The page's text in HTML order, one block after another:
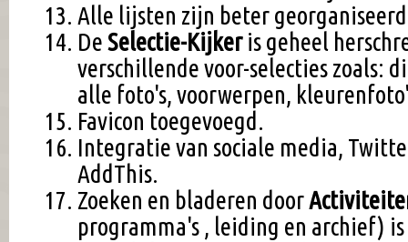
Alle lijsten zijn beter
DeSelectie-Kijkeris geheel
verschillende voor-selecties zoals:
alle foto's, voorwerpen,
Favicon toegevoegd.
Integratie van sociale media,
AddThis.
Zoeken en bladeren door
programma's , leiding en archief)